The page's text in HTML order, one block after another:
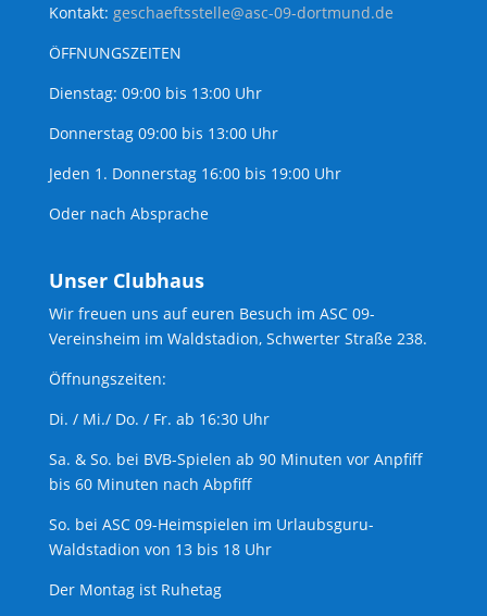
Kontakt: geschaeftsstelle@asc-09-dortmund.de
ÖFFNUNGSZEITEN
Dienstag: 09:00 bis 13:00 Uhr
Donnerstag 09:00 bis 13:00 Uhr
Jeden 1. Donnerstag 16:00 bis 19:00 Uhr
Oder nach Absprache
Unser Clubhaus
Wir freuen uns auf euren Besuch im ASC 09-
Vereinsheim im Waldstadion, Schwerter Straße 238.
Öffnungszeiten:
Di. / Mi./ Do. / Fr. ab 16:30 Uhr
Sa. & So. bei BVB-Spielen ab 90 Minuten vor Anpfiff
bis 60 Minuten nach Abpfiff
So. bei ASC 09-Heimspielen im Urlaubsguru-
Waldstadion von 13 bis 18 Uhr
Der Montag ist Ruhetag